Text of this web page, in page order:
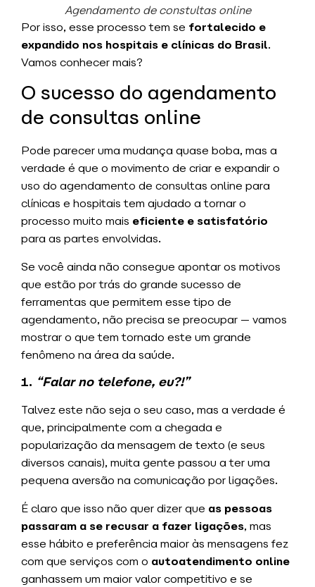
Agendamento de constultas online
Por isso, esse processo tem se fortalecido e
expandido nos hospitais e clínicas do Brasil.
Vamos conhecer mais?
O sucesso do agendamento
de consultas online
Pode parecer uma mudança quase boba, mas a
verdade é que o movimento de criar e expandir o
uso do agendamento de consultas online para
clínicas e hospitais tem ajudado a tornar o
processo muito mais eficiente e satisfatório
para as partes envolvidas.
Se você ainda não consegue apontar os motivos
que estão por trás do grande sucesso de
ferramentas que permitem esse tipo de
agendamento, não precisa se preocupar — vamos
mostrar o que tem tornado este um grande
fenômeno na área da saúde.
1. “Falar no telefone, eu?!”
Talvez este não seja o seu caso, mas a verdade é
que, principalmente com a chegada e
popularização da mensagem de texto (e seus
diversos canais), muita gente passou a ter uma
pequena aversão na comunicação por ligações.
É claro que isso não quer dizer que as pessoas
passaram a se recusar a fazer ligações, mas
esse hábito e preferência maior às mensagens fez
com que serviços com o autoatendimento online
ganhassem um maior valor competitivo e se